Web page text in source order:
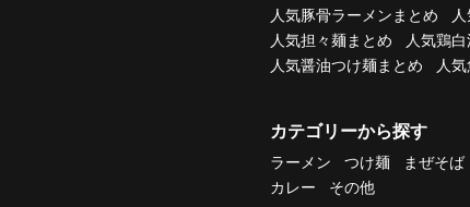
人気豚骨ラーメンまとめ
人気担々麺まとめ
人気鶏
人気醤油つけ麺まとめ
人
カテゴリーから探す
ラーメン つけ麺 まぜそば
カレー
その他